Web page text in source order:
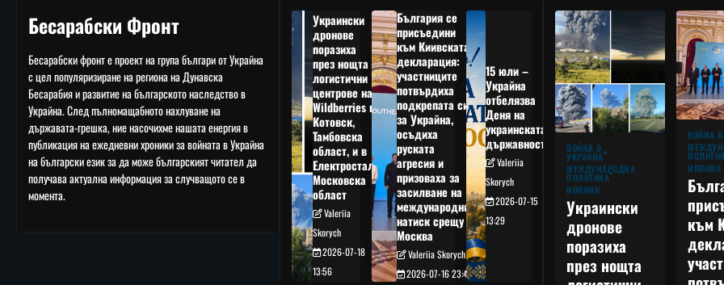
Бесарабски Фронт
Бесарабски фронт е проект на група българи от Украйна
с цел популяризиране на региона на Дунавска
Бесарабия и развитие на българското наследство в
Украйна. След пълномащабното нахлуване на
държавата-грешка, ние насочихме нашата енергия в
публикация на ежедневни хроники за войната в Украйна
на български език за да може българският читател да
получава актуална информация за случващото се в
момента.
Украински
дронове
поразиха
през нощта
логистични
центрове на
Wildberries в
Котовск,
Тамбовска
област, и в
Електростал,
Московска
област
Valeriia
Skorych
2026-07-18
13:56
България се
присъедини
към Киивската
декларация:
участниците
потвърдиха
подкрепата си
за Украйна,
осъдиха
руската
агресия и
призоваха за
засилване на
международния
натиск срещу
Москва
Valeriia Skorych
2026-07-16 23:49
15 юли –
Украйна
отбелязва
Деня на
украинската
държавност
Valeriia
Skorych
2026-07-15
13:29
ВОЙНА В
УКРАЙНА
МЕЖДУНАРОДНА
ПОЛИТИКА
НОВИНИ
Украински
дронове
поразиха
през нощта
ВОЙНА
НОВИНИ
към